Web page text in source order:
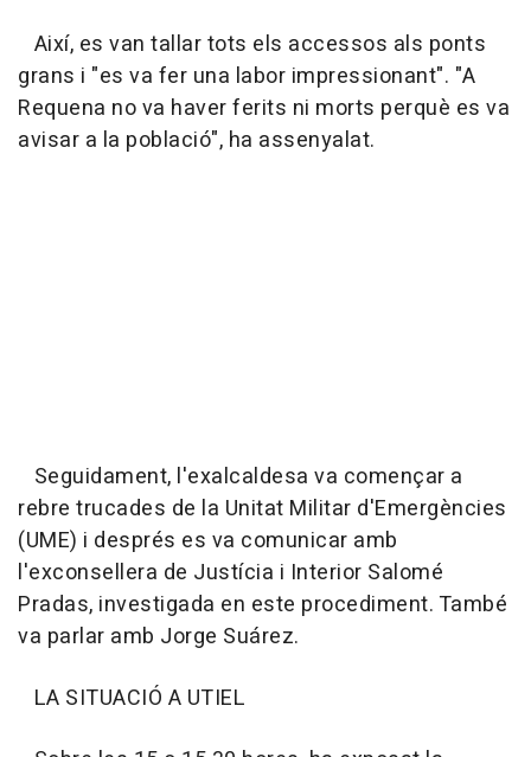
Així, es van tallar tots els accessos als ponts
grans i "es va fer una labor impressionant". "A
Requena no va haver ferits ni morts perquè es va
avisar a la població", ha assenyalat.
Seguidament, l'exalcaldesa va començar a
rebre trucades de la Unitat Militar d'Emergències
(UME) i després es va comunicar amb
l'exconsellera de Justícia i Interior Salomé
Pradas, investigada en este procediment. També
va parlar amb Jorge Suárez.
LA SITUACIÓ A UTIEL